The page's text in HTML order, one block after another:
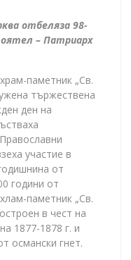
отбеляза 98-
– Патриарх
паметник „Св.
тържествена
ден на
участие в
от
години от
паметник „Св.
в чест на
1877-1878 г. и
османски гнет.